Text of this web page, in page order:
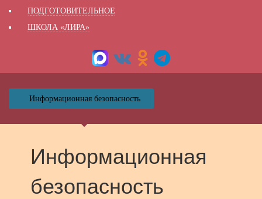
ПОДГОТОВИТЕЛЬНОЕ
ШКОЛА «ЛИРА»
Информационная безопасность
Информационная
безопасность